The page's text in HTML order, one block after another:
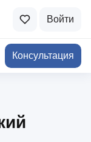
Войти
Консультация